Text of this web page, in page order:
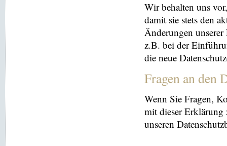
Wir behalten uns
damit sie stets den
Änderungen
z.B. bei der
die neue
Fragen an den
Wenn Sie Fragen,
mit dieser Erklärung
unseren